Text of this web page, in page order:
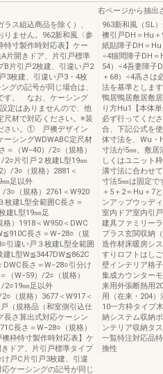
ス組込商品を除く）、
りません。962新和風〈参
特寸製作時対応表】ケー
片開きドア、片引戸標準
B片引戸2枚建、引違い戸2
3枚建、引違い戸3・4枚
グの記号が同じ場合は、
す。 なお、ケーシング
定はありませんので、他
尺材で対応ください。※装
さい。① 戸襖デザイン
ーシングWDWABC定尺材
＝（W−40）/2○（規格）
2○片引戸２枚建L型19㎜
/3○（規格）2881＜
㎜足以外
3○（規格）2761＜W920
枚建L型全範囲C長さ＝
建L型19㎜足
）1918＜W950＜DWC
長さ＝W−28○（規
引違い戸３枚建L型全範囲
建L型W≦3447DW≦862C
DWC長さ＝W−28○引分け
（W−59）/2○（規格）
/2○19㎜足以外
（規格）3677＜W917＜
（規格品（和室側引込仕
長さ算出式対応ケーシン
長さ＝W−28○（規格）
枠特寸製作時対応表】ケ
ドア、片引戸標準タイプ
戸C片引戸3枚建、引違
ケーシングの記号が同じ
右ページから抽出
963新和風（SL
襖引戸DH＝Hu
紙貼障子DH＝
÷4猫間障子DH
54）÷4吾妻障子
＋68）÷4高さは
法を基準としま
鴨居鴨居敷居敷
り方Hu1【本体
必ず行ってくだ
合、下記公式を
体寸法を、Wu・
寸法が5㎜、敷居
しくはユニット
溝寸法に合わせ
寸法5㎜は固定
＋5＋2＝Hu＋7
ンアップウッデ
室内ドア室内引
建具ファミリー
プラス玄関収納
造作材床暖房シ
すりロフトはし
壁インテリア格
集成カウンター
来用外張断熱用
用（在来・204
10一方枠タイプ
納システム収納
ンテリア収納タ
一覧特注対応品
換性